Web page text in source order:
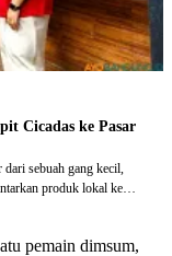
Cicadas ke Pasar
sebuah gang kecil,
produk lokal ke
pemain dimsum,